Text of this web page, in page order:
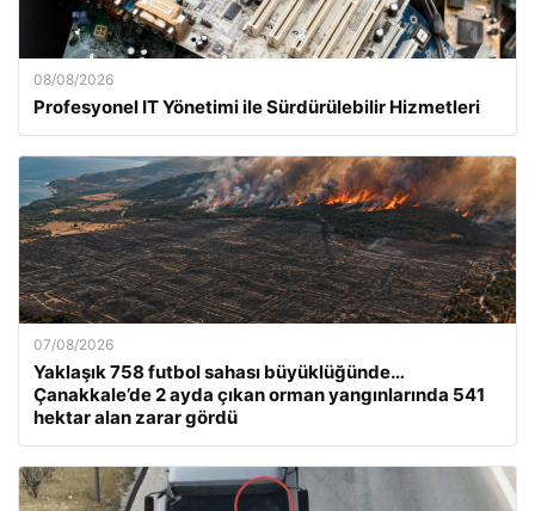
08/08/2026
Profesyonel IT Yönetimi ile Sürdürülebilir Hizmetleri
07/08/2026
Yaklaşık 758 futbol sahası büyüklüğünde…
Çanakkale’de 2 ayda çıkan orman yangınlarında 541
hektar alan zarar gördü